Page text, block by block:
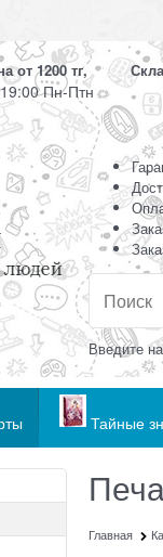
от 1200 тг,
Пн-Птн
Введите
Тайные
Главная